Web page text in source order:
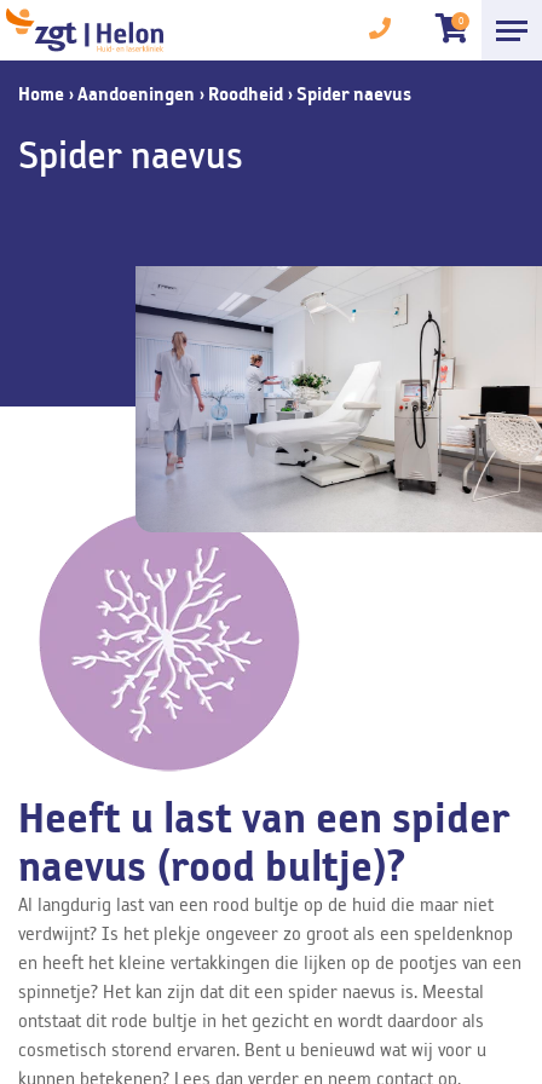
0
Home ›Aandoeningen › Roodheid ›Spider naevus
Spider naevus
Heeft u last van een spider
naevus (rood bultje)?
Al langdurig last van een rood bultje op de huid die maar niet
verdwijnt? Is het plekje ongeveer zo groot als een speldenknop
en heeft het kleine vertakkingen die lijken op de pootjes van een
spinnetje? Het kan zijn dat dit een spider naevus is. Meestal
ontstaat dit rode bultje in het gezicht en wordt daardoor als
cosmetisch storend ervaren. Bent u benieuwd wat wij voor u
kunnen betekenen? Lees dan verder en neem contact op.